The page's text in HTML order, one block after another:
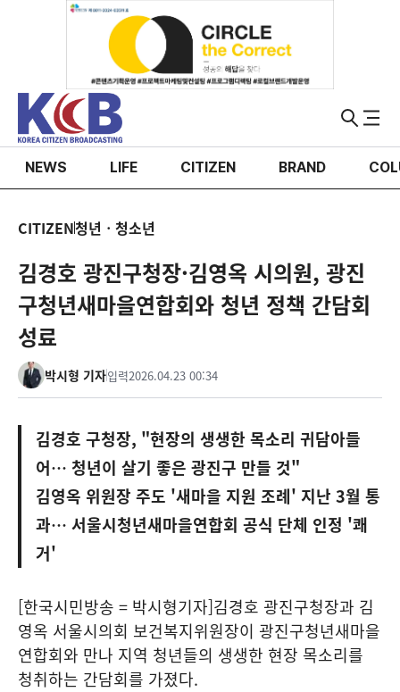
NEWS LIFE CITIZEN BRAND
CITIZEN청년ㆍ청소년
김경호 광진구청장·김영옥 시의원, 광진
구청년새마을연합회와 청년 정책 간담회
성료
박시형 기자입력2026.04.23 00:34
김경호 구청장, "현장의 생생한 목소리 귀담아들
어… 청년이 살기 좋은 광진구 만들 것"
김영옥 위원장 주도 '새마을 지원 조례' 지난 3월 통
과… 서울시청년새마을연합회 공식 단체 인정 '쾌
거'
[한국시민방송 = 박시형기자]김경호 광진구청장과 김
영옥 서울시의회 보건복지위원장이 광진구청년새마을
연합회와 만나 지역 청년들의 생생한 현장 목소리를
청취하는 간담회를 가졌다.